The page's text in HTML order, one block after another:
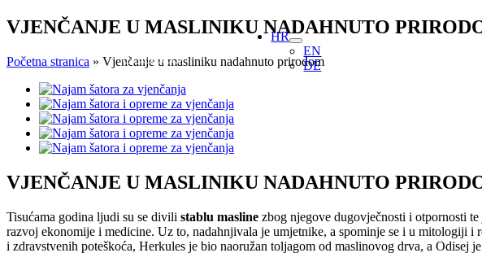
Skip
to
HR
EN
DE
VJENČANJE U MASLINIKU NADAHNUTO
Početna stranica » Vjenčanje u masliniku nadahnuto prirodom
View
Larger
Image
VJENČANJE U MASLINIKU NADAHNUTO
Tisućama godina ljudi su se divili stablu masline zbog njegove dugovječnosti i otpornosti
razvoj ekonomije i medicine. Uz to, nadahnjivala je umjetnike, a spominje se i u mitologiji
i zdravstvenih poteškoća, Herkules je bio naoružan toljagom od maslinovog drva, a Odisej